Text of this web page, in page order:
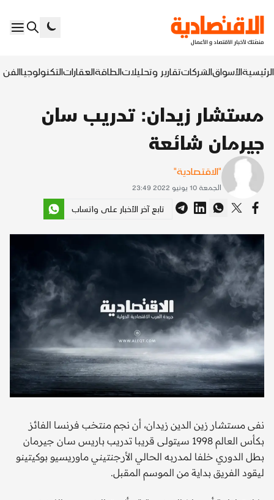
الرئيسيةالأسواقالشركاتتقارير وتحليلاتالطاقةالعقاراتالتكنولوجياالفن
مستشار زيدان: تدريب سان
جيرمان شائعة
"الاقتصادية"
الجمعة 10 يونيو 2022 23:49
تابع آخر الأخبار على واتساب
نفى مستشار زين الدين زيدان، أن نجم منتخب فرنسا الفائز
بكأس العالم 1998 سيتولى قريبا تدريب باريس سان جيرمان
بطل الدوري خلفا لمدربه الحالي الأرجنتيني ماوريسيو بوكيتينو
ليقود الفريق بداية من الموسم المقبل.